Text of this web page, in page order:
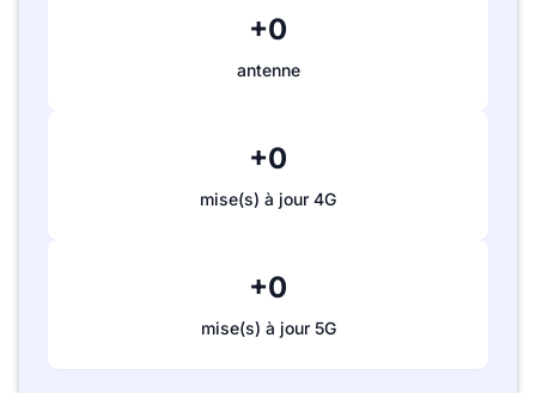
+0
antenne
+0
mise(s) à jour 4G
+0
mise(s) à jour 5G